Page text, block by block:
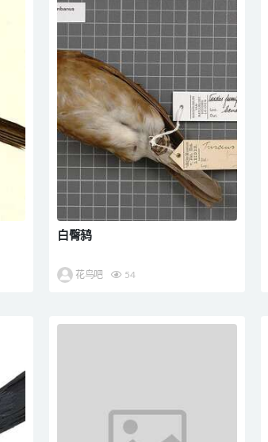
白臀鸫
花鸟吧 54